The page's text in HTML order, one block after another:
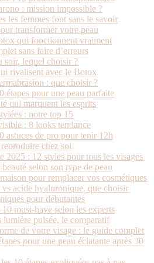
: mission impossible ?
les femmes font sans le savoir
transformer votre peau
qui fonctionnent vraiment
sans faire d’erreurs
soir, lequel choisir ?
rivalisent avec le Botox
: que choisir ?
étapes pour une peau parfaite
qui marquent les esprits
: notre top 15
: 8 looks tendance
astuces de pro pour tenir 12h
chez soi
2025 : 12 styles pour tous les visages
selon son type de peau
pour remplacer vos cosmétiques
acide hyaluronique, que choisir
pour débutantes
must-have selon les experts
pulsée, le comparatif
de votre visage : le guide complet
pour une peau éclatante après 30